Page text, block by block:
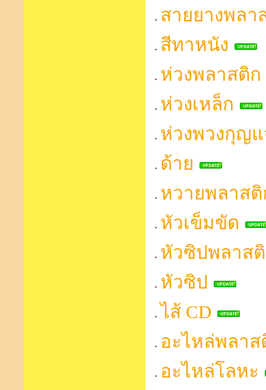
สายยางพลา
สีทาหนัง
ห่วงพลาสติก
ห่วงเหล็ก
ห่วงพวงกุญ
ด้าย
หวายพลาส
หัวเข็มขัด
หัวซิปพลาส
หัวซิป
ไส้ CD
อะไหล่พลาส
อะไหล่โลหะ